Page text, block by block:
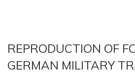
REPRODUCTION OF
GERMAN MILITARY